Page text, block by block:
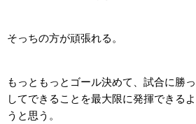
そっちの方が頑張れる。
もっともっとゴール決めて、試合に勝
してできることを最大限に発揮できる
うと思う。